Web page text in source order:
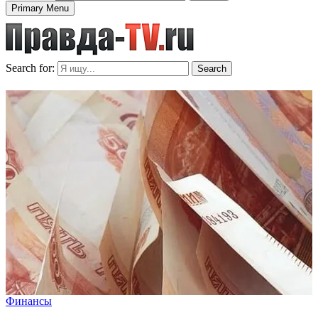
Primary Menu
Search for: Search
Финансы